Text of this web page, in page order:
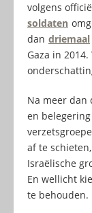
volgens
soldaten
dan driemaal
Gaza in
Na meer dan
en
af te
Israëlische
En wellicht
te behouden.